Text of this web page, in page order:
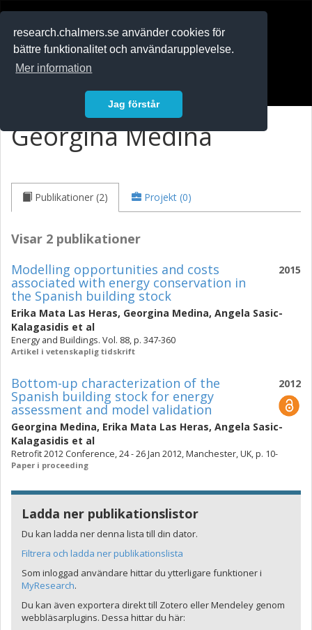
research.chalmers.se använder cookies för
bättre funktionalitet och användarupplevelse.
Mer information
Jag förstår
Georgina Medina
Publikationer (2) Projekt (0)
Visar 2 publikationer
2015
Modelling opportunities and costs
associated with energy conservation in
the Spanish building stock
Erika Mata Las Heras, Georgina Medina, Angela Sasic-
Kalagasidis et al
Energy and Buildings. Vol. 88, p. 347-360
Artikel i vetenskaplig tidskrift
2012
Bottom-up characterization of the
Spanish building stock for energy
assessment and model validation
Georgina Medina, Erika Mata Las Heras, Angela Sasic-
Kalagasidis et al
Retrofit 2012 Conference, 24 - 26 Jan 2012, Manchester, UK, p. 10-
Paper i proceeding
Ladda ner publikationslistor
Du kan ladda ner denna lista till din dator.
Filtrera och ladda ner publikationslista
Som inloggad användare hittar du ytterligare funktioner i
MyResearch.
Du kan även exportera direkt till Zotero eller Mendeley genom
webbläsarplugins. Dessa hittar du här: